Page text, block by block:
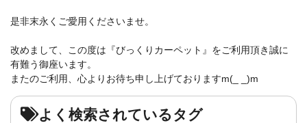
是非末永くご愛用くださいませ。
改めまして、この度は『びっくりカーペット』をご利用頂き誠に
有難う御座います。
またのご利用、心よりお待ち申し上げておりますm(_ _)m
よく検索されているタグ